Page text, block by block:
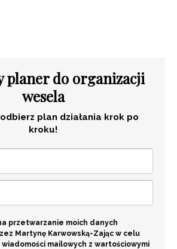
planer do organizacji
wesela
plan działania krok po
kroku!
przetwarzanie moich danych
Martynę Karwowską-Zając w celu
mailowych z wartościowymi